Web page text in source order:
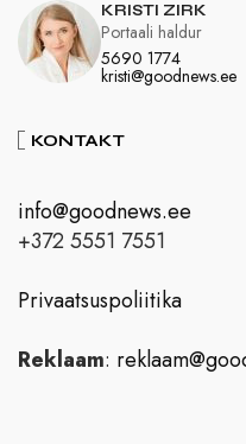
KRISTI ZIRK
5690 1774
kristi@goodnews.ee
Portaali haldur
KONTAKT
info@goodnews.ee
+372 5551 7551
Privaatsuspoliitika
Reklaam: